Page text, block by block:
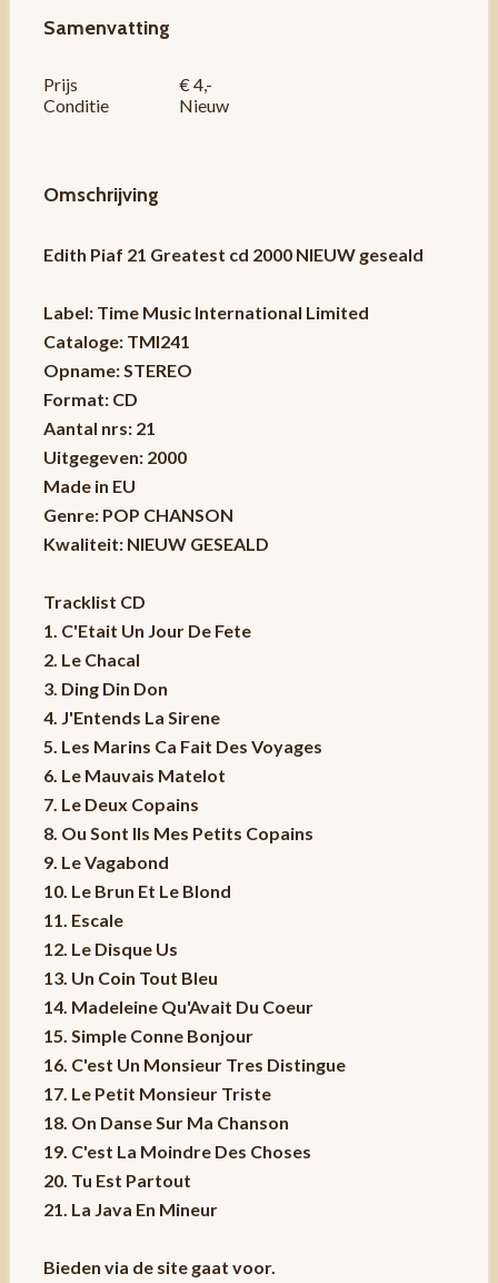
Samenvatting
Prijs
€ 4,-
Conditie
Nieuw
Omschrijving
Edith Piaf 21 Greatest cd 2000 NIEUW geseald
Label: Time Music International Limited
Cataloge: TMI241
Opname: STEREO
Format: CD
Aantal nrs: 21
Uitgegeven: 2000
Made in EU
Genre: POP CHANSON
Kwaliteit: NIEUW GESEALD
Tracklist CD
1. C'Etait Un Jour De Fete
2. Le Chacal
3. Ding Din Don
4. J'Entends La Sirene
5. Les Marins Ca Fait Des Voyages
6. Le Mauvais Matelot
7. Le Deux Copains
8. Ou Sont Ils Mes Petits Copains
9. Le Vagabond
10. Le Brun Et Le Blond
11. Escale
12. Le Disque Us
13. Un Coin Tout Bleu
14. Madeleine Qu'Avait Du Coeur
15. Simple Conne Bonjour
16. C'est Un Monsieur Tres Distingue
17. Le Petit Monsieur Triste
18. On Danse Sur Ma Chanson
19. C'est La Moindre Des Choses
20. Tu Est Partout
21. La Java En Mineur
Bieden via de site gaat voor.